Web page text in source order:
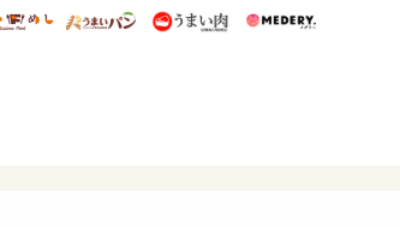
ィズニー特集
うまいめし うまいパン うまい肉